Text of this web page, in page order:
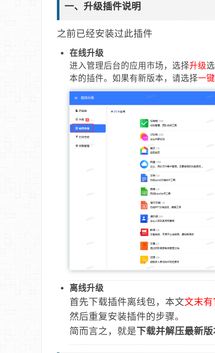
一、升级插件说明
之前已经安装过此插件
在线升级
进入管理后台的应用市场，选择升级
本的插件。如果有新版本，请选择一
离线升级
首先下载插件离线包，本文文末
然后重复安装插件的步骤。
简而言之，就是下载并解压最新